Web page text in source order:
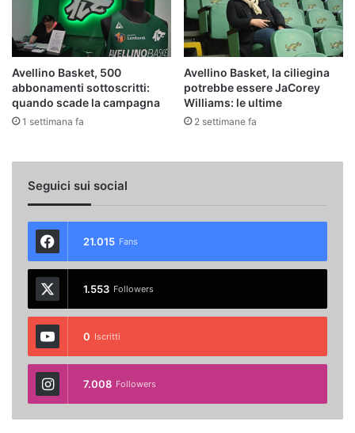
Avellino Basket, 500
abbonamenti sottoscritti:
quando scade la campagna
1 settimana fa
Avellino Basket, la ciliegina
potrebbe essere JaCorey
Williams: le ultime
2 settimane fa
Seguici sui social
21.015 Fans
1.553 Followers
0 Iscritti
7.008 Followers